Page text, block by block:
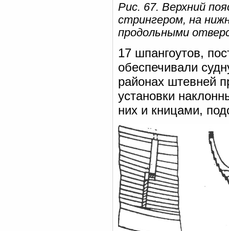
Рис. 67. Верхний
стрингером, на
продольными
17 шпангоутов,
обеспечивали
районах штевней
установки
них и кницами,